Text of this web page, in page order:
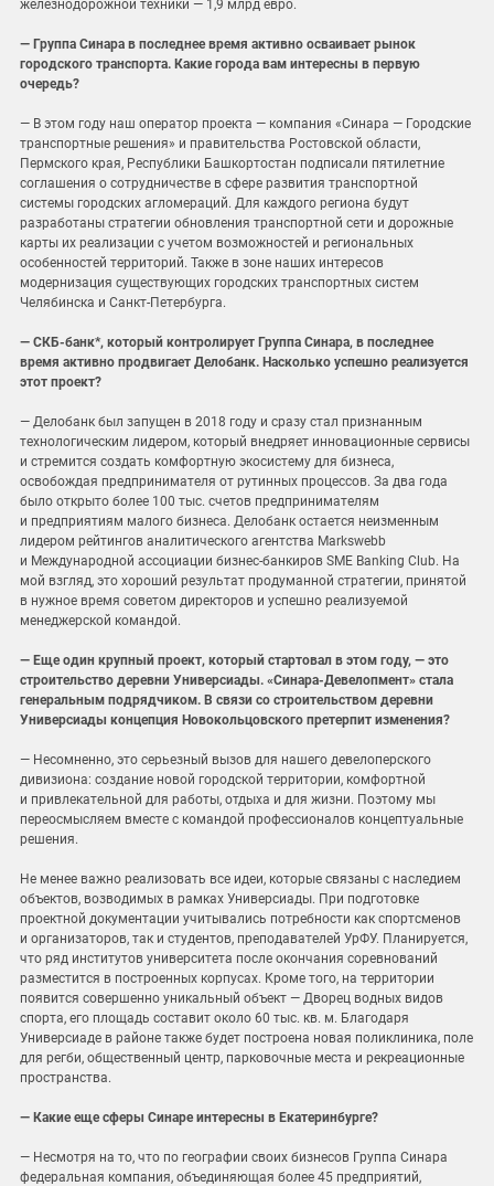
железнодорожной техники — 1,9 млрд евро.
— Группа Синара в последнее время активно осваивает рынок
городского транспорта. Какие города вам интересны в первую
очередь?
— В этом году наш оператор проекта — компания «Синара — Городские
транспортные решения» и правительства Ростовской области,
Пермского края, Республики Башкортостан подписали пятилетние
соглашения о сотрудничестве в сфере развития транспортной
системы городских агломераций. Для каждого региона будут
разработаны стратегии обновления транспортной сети и дорожные
карты их реализации с учетом возможностей и региональных
особенностей территорий. Также в зоне наших интересов
модернизация существующих городских транспортных систем
Челябинска и Санкт-Петербурга.
— СКБ-банк*, который контролирует Группа Синара, в последнее
время активно продвигает Делобанк. Насколько успешно реализуется
этот проект?
— Делобанк был запущен в 2018 году и сразу стал признанным
технологическим лидером, который внедряет инновационные сервисы
и стремится создать комфортную экосистему для бизнеса,
освобождая предпринимателя от рутинных процессов. За два года
было открыто более 100 тыс. счетов предпринимателям
и предприятиям малого бизнеса. Делобанк остается неизменным
лидером рейтингов аналитического агентства Markswebb
и Международной ассоциации бизнес-банкиров SME Banking Club. На
мой взгляд, это хороший результат продуманной стратегии, принятой
в нужное время советом директоров и успешно реализуемой
менеджерской командой.
— Еще один крупный проект, который стартовал в этом году, — это
строительство деревни Универсиады. «Синара-Девелопмент» стала
генеральным подрядчиком. В связи со строительством деревни
Универсиады концепция Новокольцовского претерпит изменения?
— Несомненно, это серьезный вызов для нашего девелоперского
дивизиона: создание новой городской территории, комфортной
и привлекательной для работы, отдыха и для жизни. Поэтому мы
переосмысляем вместе с командой профессионалов концептуальные
решения.
Не менее важно реализовать все идеи, которые связаны с наследием
объектов, возводимых в рамках Универсиады. При подготовке
проектной документации учитывались потребности как спортсменов
и организаторов, так и студентов, преподавателей УрФУ. Планируется,
что ряд институтов университета после окончания соревнований
разместится в построенных корпусах. Кроме того, на территории
появится совершенно уникальный объект — Дворец водных видов
спорта, его площадь составит около 60 тыс. кв. м. Благодаря
Универсиаде в районе также будет построена новая поликлиника, поле
для регби, общественный центр, парковочные места и рекреационные
пространства.
— Какие еще сферы Синаре интересны в Екатеринбурге?
— Несмотря на то, что по географии своих бизнесов Группа Синара
федеральная компания, объединяющая более 45 предприятий,